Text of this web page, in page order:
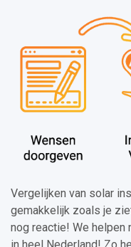
Vergelijken van solar
gemakkelijk zoals je
nog reactie! We helpen